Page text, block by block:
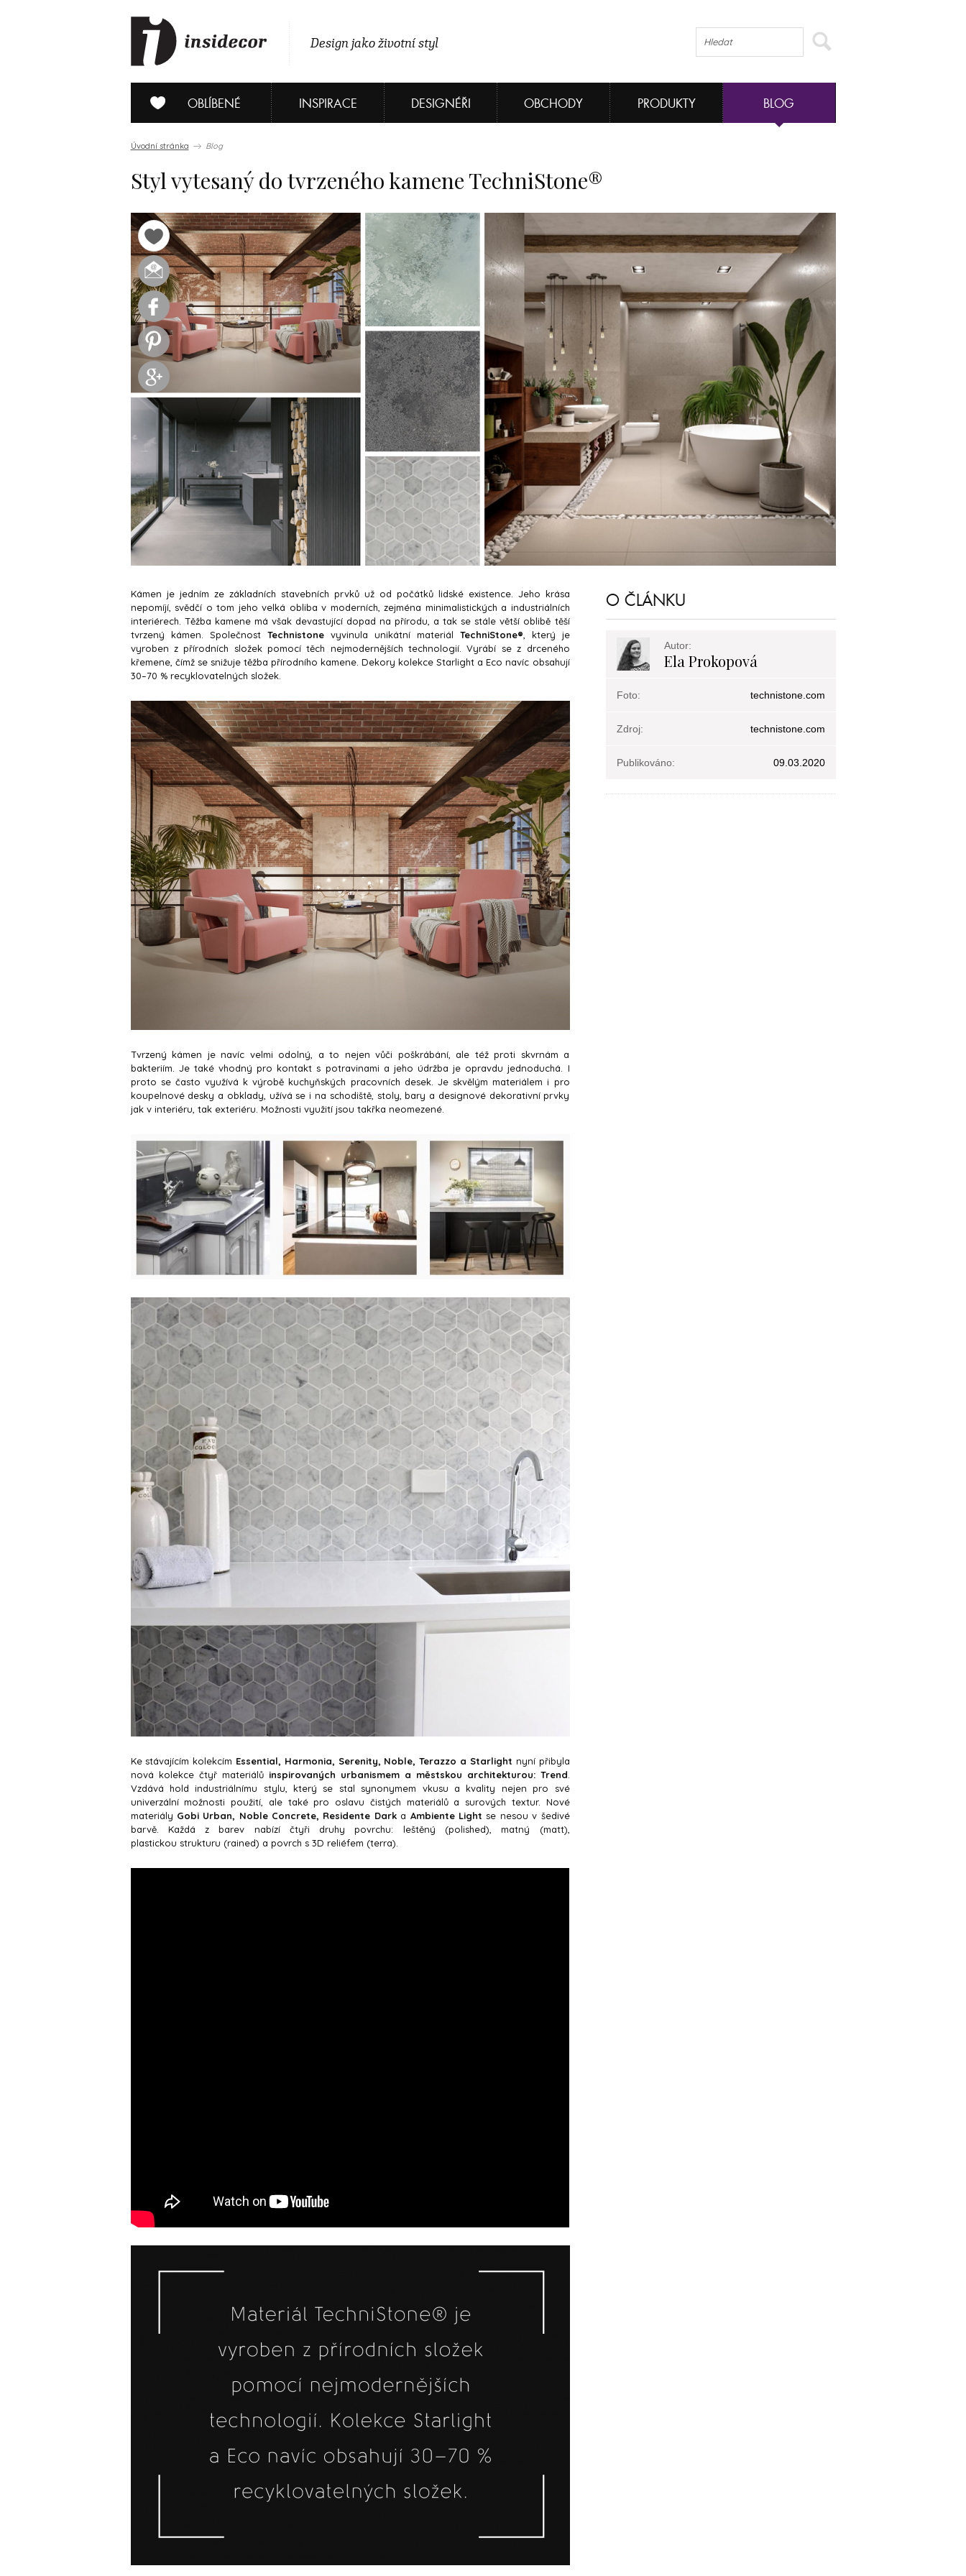
Design jako životní styl
OBLÍBENÉ INSPIRACE DESIGNÉŘI OBCHODY PRODUKTY BLOG
Úvodní stránka Blog
Styl vytesaný do tvrzeného kamene TechniStone®
Kámen je jedním ze základních stavebních prvků už od počátků lidské existence. Jeho krása
nepomíjí, svědčí o tom jeho velká obliba v moderních, zejména minimalistických a industriálních
interiérech. Těžba kamene má však devastující dopad na přírodu, a tak se stále větší oblibě těší
tvrzený kámen. Společnost Technistonevyvinula unikátní materiál TechniStone® , který je
vyroben z přírodních složek pomocí těch nejmodernějších technologií. Vyrábí se z drceného
křemene, čímž se snižuje těžba přírodního kamene. Dekory kolekce Starlight a Eco navíc obsahují
30–70 % recyklovatelných složek.
Tvrzený kámen je navíc velmi odolný, a to nejen vůči poškrábání, ale též proti skvrnám a
bakteriím. Je také vhodný pro kontakt s potravinami a jeho údržba je opravdu jednoduchá. I
proto se často využívá k výrobě kuchyňských pracovních desek. Je skvělým materiálem i pro
koupelnové desky a obklady, užívá se i na schodiště, stoly, bary a designové dekorativní prvky
jak v interiéru, tak exteriéru. Možnosti využití jsou takřka neomezené.
Ke stávajícím kolekcím Essential, Harmonia, Serenity, Noble, Terazzo a Starlight nyní přibyla
nová kolekce čtyř materiálů inspirovaných urbanismem a městskou architekturou: Trend
Vzdává hold industriálnímu stylu, který se stal synonymem vkusu a kvality nejen pro své
univerzální možnosti použití, ale také pro oslavu čistých materiálů a surových textur. Nové
materiály Gobi Urban, Noble Concrete, Residente Darka Ambiente Light se nesou v šedivé
barvě. Každá z barev nabízí čtyři druhy povrchu: leštěný (polished), matný (matt),
plastickou strukturu (rained) a povrch s 3D reliéfem (terra).
O ČLÁNKU
Autor:
Ela Prokopová
Foto: technistone.com
Zdroj: technistone.com
Publikováno: 09.03.2020